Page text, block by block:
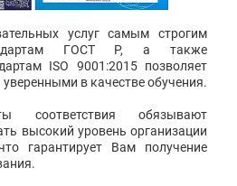
услуг самым строгим
ГОСТ Р, а также
ISO 9001:2015 позволяет
в качестве обучения.
соответствия обязывают
высокий уровень организации
гарантирует Вам получение